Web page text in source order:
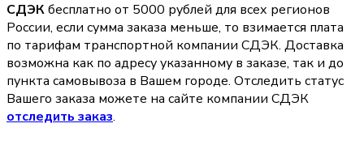
СДЭКбесплатно от 5000 рублей для всех регионов
России, если сумма заказа меньше, то взимается плата
по тарифам транспортной компании СДЭК. Доставка
возможна как по адресу указанному в заказе, так и до
пункта самовывоза в Вашем городе. Отследить статус
Вашего заказа можете на сайте компании СДЭК
отследить заказ.